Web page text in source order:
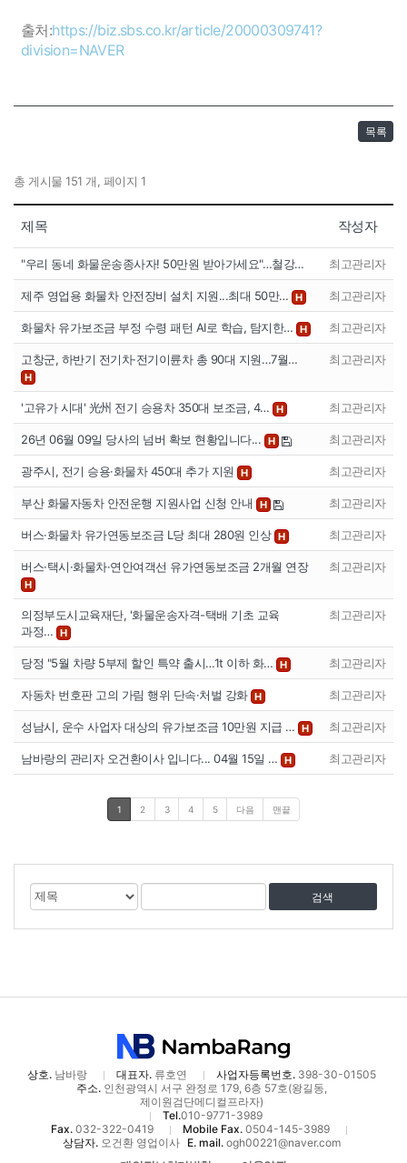
출처:https://biz.sbs.co.kr/article/20000309741?
division=NAVER
목록
총 게시물 151 개, 페이지 1
제목 작성자
"우리 동네 화물운송종사자! 50만원 받아가세요"…철강… 최고관리자
제주 영업용 화물차 안전장비 설치 지원...최대 50만… H 최고관리자
화물차 유가보조금 부정 수령 패턴 AI로 학습, 탐지한… H 최고관리자
고창군, 하반기 전기차·전기이륜차 총 90대 지원…7월…
H
최고관리자
'고유가 시대' 光州 전기 승용차 350대 보조금, 4… H 최고관리자
26년 06월 09일 당사의 넘버 확보 현황입니다... H 최고관리자
광주시, 전기 승용·화물차 450대 추가 지원 H 최고관리자
부산 화물자동차 안전운행 지원사업 신청 안내 H 최고관리자
버스·화물차 유가연동보조금 L당 최대 280원 인상 H 최고관리자
버스·택시·화물차·연안여객선 유가연동보조금 2개월 연장
H
최고관리자
의정부도시교육재단, '화물운송자격-택배 기초 교육
과정… H
최고관리자
당정 "5월 차량 5부제 할인 특약 출시…1t 이하 화… H 최고관리자
자동차 번호판 고의 가림 행위 단속·처벌 강화 H 최고관리자
성남시, 운수 사업자 대상의 유가보조금 10만원 지급 … H 최고관리자
남바랑의 관리자 오건환이사 입니다... 04월 15일 … H 최고관리자
1 2 3 4 5 다음 맨끝
게
물
검
색
대
검
어
상호.남바랑 대표자.류호연 사업자등록번호.398-30-01505
주소.인천광역시 서구 완정로 179, 6층 57호(왕길동,
제이원검단메디컬프라자)
Tel.010-9771-3989
Fax. 032-322-0419 Mobile Fax. 0504-145-3989
상담자.오건환 영업이사 E. mail.ogh00221@naver.com